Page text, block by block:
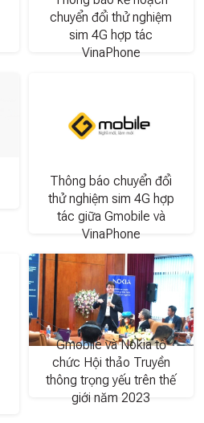
chuyển đổi thử nghiệm
sim 4G hợp tác
VinaPhone
Thông báo chuyển đổi
thử nghiệm sim 4G hợp
tác giữa Gmobile và
VinaPhone
Gmobile và Nokia tổ
chức Hội thảo Truyền
thông trọng yếu trên thế
giới năm 2023